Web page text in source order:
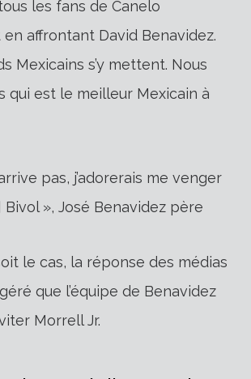
les fans de Canelo
affrontant David Benavidez.
Mexicains s’y mettent. Nous
qui est le meilleur Mexicain à
pas, j’adorerais me venger
», José Benavidez père
le cas, la réponse des médias
que l’équipe de Benavidez
Morrell Jr.